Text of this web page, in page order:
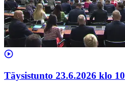
Täysistunto 23.6.2026 klo 10